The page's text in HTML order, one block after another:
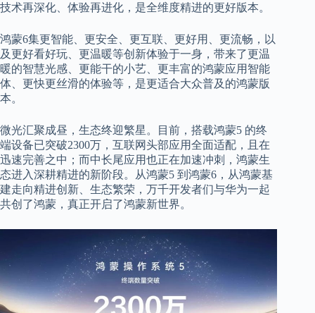
技术再深化、体验再进化，是全维度精进的更好版本。
鸿蒙6集更智能、更安全、更互联、更好用、更流畅，以
及更好看好玩、更温暖等创新体验于一身， 带来了更温
暖的智慧光感、更能干的小艺、更丰富的鸿蒙应用智能
体、更快更丝滑的体验等，是更适合大众普及的鸿蒙版
本。
微光汇聚成昼，生态终迎繁星 。目前， 搭载鸿蒙5 的终
端设备已突破2300万，互联网头部应用全面适配，且在
迅速完善之中；而中长尾应用也正在加速冲刺，鸿蒙生
态进入深耕精进的新阶段。
从鸿蒙5 到鸿蒙6 ， 从鸿蒙基
建走向精进创新、生态繁荣 ，万千开发者们与华为一起
共创了鸿蒙，真正开启了鸿蒙新世界。